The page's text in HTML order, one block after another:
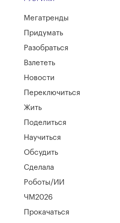
Мегатренды
Придумать
Разобраться
Взлететь
Новости
Переключиться
Жить
Поделиться
Научиться
Обсудить
Сделала
Роботы/ИИ
ЧМ2026
Прокачаться